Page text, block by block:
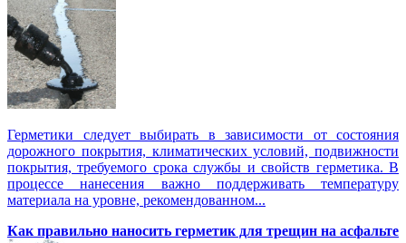
Герметики следует выбирать в зависимости от состояния
дорожного покрытия, климатических условий, подвижности
покрытия, требуемого срока службы и свойств герметика. В
процессе нанесения важно поддерживать температуру
материала на уровне, рекомендованном...
Как правильно наносить герметик для трещин на асфальте